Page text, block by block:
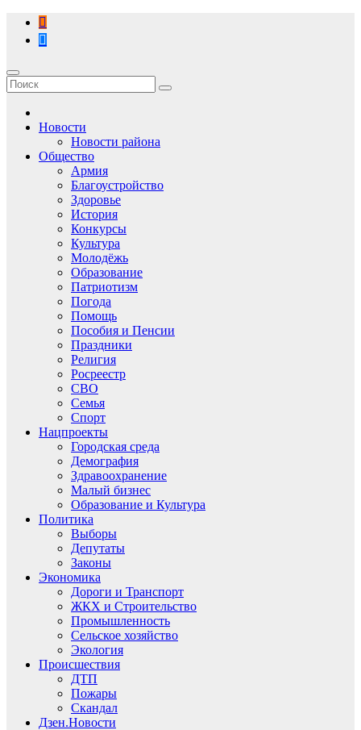
Перейти
содержимому
Новости
Новости района
Общество
Армия
Благоустройство
Здоровье
История
Конкурсы
Культура
Молодёжь
Образование
Патриотизм
Погода
Помощь
Пособия и Пенсии
Праздники
Религия
Росреестр
СВО
Семья
Спорт
Нацпроекты
Городская среда
Демография
Здравоохранение
Малый бизнес
Образование и Культура
Политика
Выборы
Депутаты
Законы
Экономика
Дороги и Транспорт
ЖКХ и Строительство
Промышленность
Сельское хозяйство
Экология
Происшествия
ДТП
Пожары
Скандал
Дзен.Новости